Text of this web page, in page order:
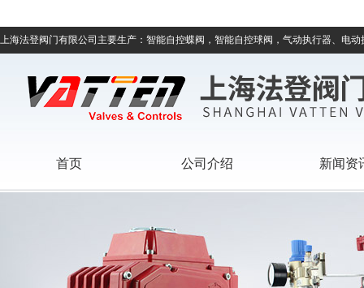
上海法登阀门有限公司主要生产：智能自控蝶阀，智能自控球阀，气动执行器、电
首页 公司介绍 新闻资